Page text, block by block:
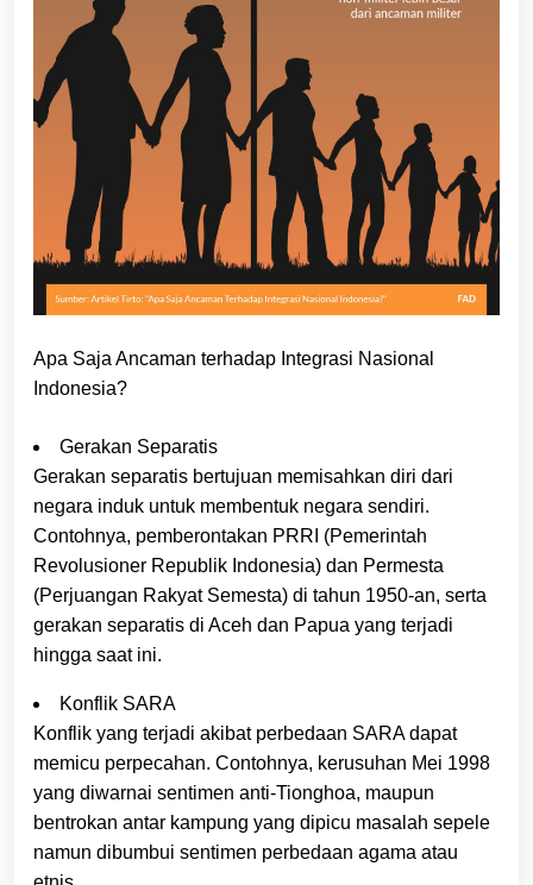
Apa Saja Ancaman terhadap Integrasi Nasional
Indonesia?
Gerakan Separatis
Gerakan separatis bertujuan memisahkan diri dari
negara induk untuk membentuk negara sendiri.
Contohnya, pemberontakan PRRI (Pemerintah
Revolusioner Republik Indonesia) dan Permesta
(Perjuangan Rakyat Semesta) di tahun 1950-an, serta
gerakan separatis di Aceh dan Papua yang terjadi
hingga saat ini.
Konflik SARA
Konflik yang terjadi akibat perbedaan SARA dapat
memicu perpecahan. Contohnya, kerusuhan Mei 1998
yang diwarnai sentimen anti-Tionghoa, maupun
bentrokan antar kampung yang dipicu masalah sepele
namun dibumbui sentimen perbedaan agama atau